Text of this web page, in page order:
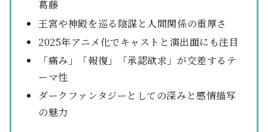
葛藤
王宮や神殿を巡る陰謀と人間関係の重厚さ
2025年アニメ化でキャストと演出面にも注目
「痛み」「報復」「承認欲求」が交差するテ
ーマ性
ダークファンタジーとしての深みと感情描写
の魅力